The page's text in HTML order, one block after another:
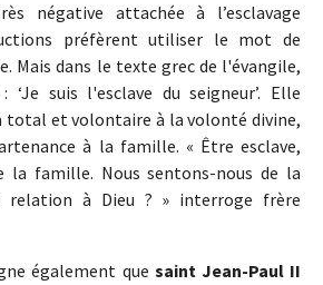
négative attachée à l’esclavage
préfèrent utiliser le mot de
Mais dans le texte grec de l'évangile,
‘Je suis l'esclave du seigneur’. Elle
total et volontaire à la volonté divine,
à la famille. « Être esclave,
la famille. Nous sentons-nous de la
relation à Dieu ? » interroge frère
également que saint Jean-Paul II